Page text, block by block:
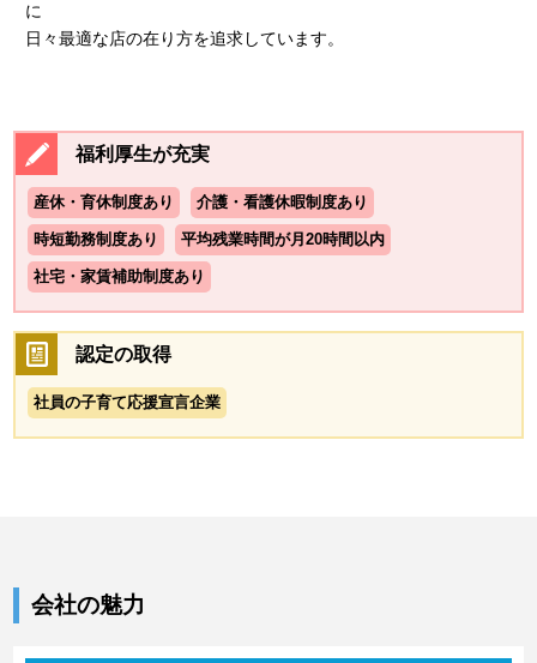
に
日々最適な店の在り方を追求しています。
福利厚生が充実
産休・育休制度あり 介護・看護休暇制度あり
時短勤務制度あり 平均残業時間が月20時間以内
社宅・家賃補助制度あり
認定の取得
社員の子育て応援宣言企業
会社の魅力